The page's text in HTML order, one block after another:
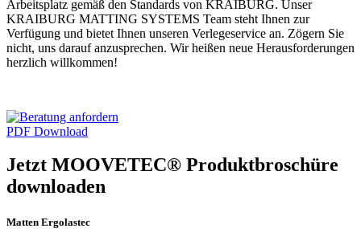
Arbeitsplatz gemäß den Standards von KRAIBURG. Unser
KRAIBURG MATTING SYSTEMS Team steht Ihnen zur
Verfügung und bietet Ihnen unseren Verlegeservice an. Zögern Sie
nicht, uns darauf anzusprechen. Wir heißen neue Herausforderungen
herzlich willkommen!
PDF Download
Jetzt MOOVETEC® Produktbroschüre
downloaden
Matten Ergolastec